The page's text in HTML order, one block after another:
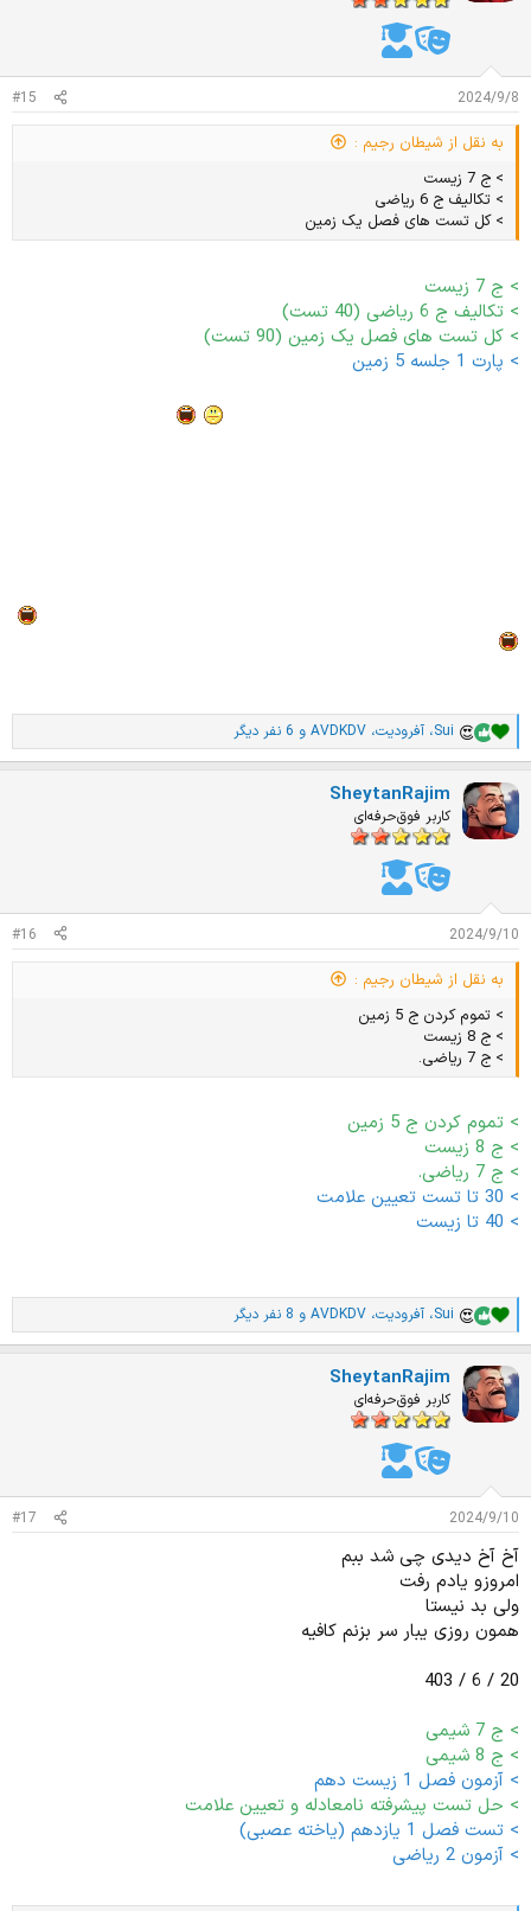
2024/9/8
#15
به نقل از شیطان رجیم :
> ج 7 زیست
> تکالیف ج 6 ریاضی
> کل تست های فصل یک زمین
> ج 7 زیست
> تکالیف ج 6 ریاضی (40 تست)
> کل تست های فصل یک زمین (90 تست)
> پارت 1 جلسه 5 زمین
ا
م
ی
ز
Sui، آفرودیت، AVDKDV و 6 نفر دیگر
SheytanRajim
کاربر فوق‌حرفه‌ای
2024/9/10
#16
به نقل از شیطان رجیم :
> تموم کردن ج 5 زمین
> ج 8 زیست
> ج 7 ریاضی.
> تموم کردن ج 5 زمین
> ج 8 زیست
> ج 7 ریاضی.
> 30 تا تست تعیین علامت
> 40 تا زیست
ا
م
ت
ی
ز
Sui، آفرودیت، AVDKDV و 8 نفر دیگر
SheytanRajim
کاربر فوق‌حرفه‌ای
2024/9/10
#17
آخ آخ دیدی چی شد ببم
امروزو یادم رفت
ولی بد نیستا
همون روزی یبار سر بزنم کافیه
20 / 6 / 403
> ج 7 شیمی
> ج 8 شیمی
> آزمون فصل 1 زیست دهم
> حل تست پیشرفته نامعادله و تعیین علامت
> تست فصل 1 یازدهم (یاخته عصبی)
> آزمون 2 ریاضی